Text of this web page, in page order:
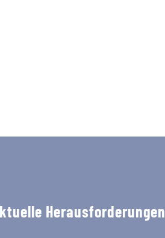
Herausforderungen